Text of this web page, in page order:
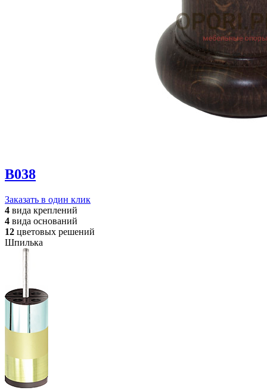
B038
Заказать в один клик
4 вида креплений
4 вида оснований
12 цветовых решений
Шпилька